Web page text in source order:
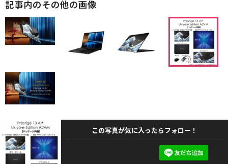
記事内のその他の画像
この写真が気に入ったらフォロー！